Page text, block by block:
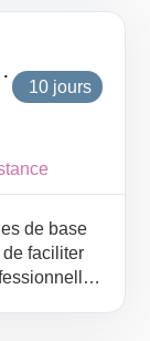
10 jours
de base
faciliter